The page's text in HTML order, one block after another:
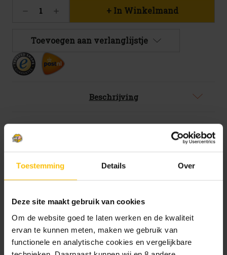
Toestemming Details Over
Deze site maakt gebruik van cookies
Om de website goed te laten werken en de kwaliteit
ervan te kunnen meten, maken we gebruik van
functionele en analytische cookies en vergelijkbare
voorraad:
Hoeveelheid
Two
Scoops
(Mackies
Collab)
blik
Hoeveelheid
Two
(Mackies
Collab)
blik
Toevoegen aan verlanglijstje
Beschrijving
Specificaties
BrewDog Two Scoops (Mackies
Collab) blik 44cl
Samen met de Schotse 'helden van het ijs'
Mackie’s maakten we deze rijke, decadente stout
met tonen van honingraatdrop, karamel,
chocolade, toffee en gebrande suiker. Eet het voor
je toetje, na je toetje of als je toetje. Beperkte